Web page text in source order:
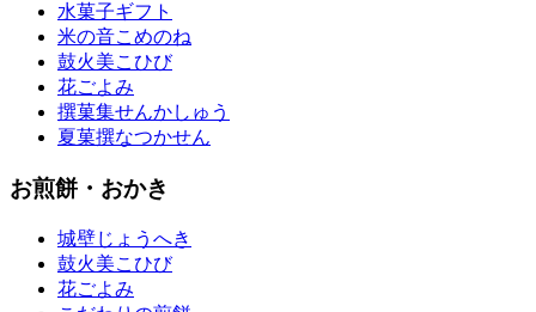
水菓子ギフト
米の音こめのね
鼓火美こひび
花ごよみ
撰菓集せんかしゅう
夏菓撰なつかせん
お煎餅・おかき
城壁じょうへき
鼓火美こひび
花ごよみ